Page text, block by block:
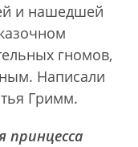
и нашедшей
гномов,
Написали
Гримм.
принцесса